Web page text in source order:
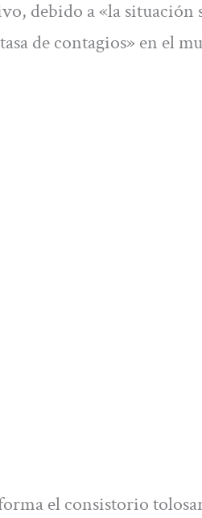
debido a «la
de contagios» en el
el consistorio